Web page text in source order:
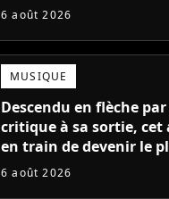
6 août 2026
MUSIQUE
Descendu en flèche
critique à sa sortie, cet
en train de devenir le
populaire de son auteur
6 août 2026